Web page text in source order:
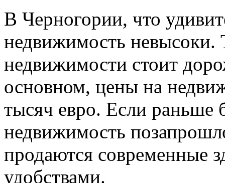
В Черногории, что
недвижимость невысоки.
недвижимости стоит
основном, цены на
тысяч евро. Если
недвижимость
продаются современные
удобствами.